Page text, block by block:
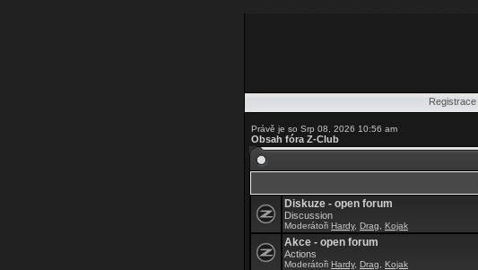
Registrace
Právě je so Srp 08, 2026 10:56 am
Obsah fóra Z-Club
Diskuze - open forum
Discussion
Moderátoři Hardy, Drag Kojak
Akce - open forum
Actions
Moderátoři Hardy, Drag Kojak